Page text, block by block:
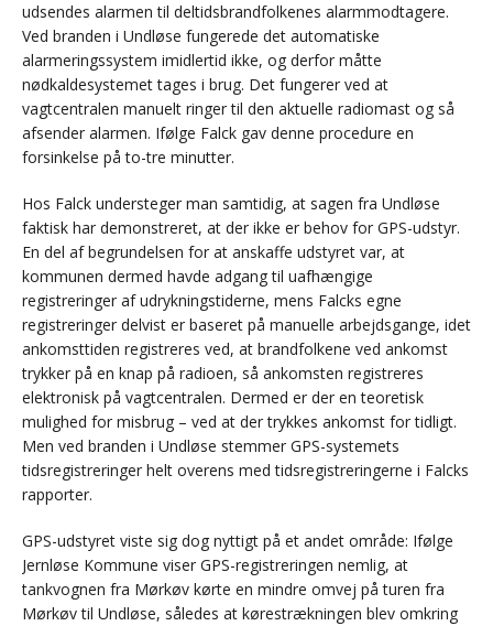
udsendes alarmen til deltidsbrandfolkenes alarmmodtagere.
Ved branden i Undløse fungerede det automatiske
alarmeringssystem imidlertid ikke, og derfor måtte
nødkaldesystemet tages i brug. Det fungerer ved at
vagtcentralen manuelt ringer til den aktuelle radiomast og så
afsender alarmen. Ifølge Falck gav denne procedure en
forsinkelse på to-tre minutter.
Hos Falck understeger man samtidig, at sagen fra Undløse
faktisk har demonstreret, at der ikke er behov for GPS-udstyr.
En del af begrundelsen for at anskaffe udstyret var, at
kommunen dermed havde adgang til uafhængige
registreringer af udrykningstiderne, mens Falcks egne
registreringer delvist er baseret på manuelle arbejdsgange, idet
ankomsttiden registreres ved, at brandfolkene ved ankomst
trykker på en knap på radioen, så ankomsten registreres
elektronisk på vagtcentralen. Dermed er der en teoretisk
mulighed for misbrug – ved at der trykkes ankomst for tidligt.
Men ved branden i Undløse stemmer GPS-systemets
tidsregistreringer helt overens med tidsregistreringerne i Falcks
rapporter.
GPS-udstyret viste sig dog nyttigt på et andet område: Ifølge
Jernløse Kommune viser GPS-registreringen nemlig, at
tankvognen fra Mørkøv kørte en mindre omvej på turen fra
Mørkøv til Undløse, således at kørestrækningen blev omkring